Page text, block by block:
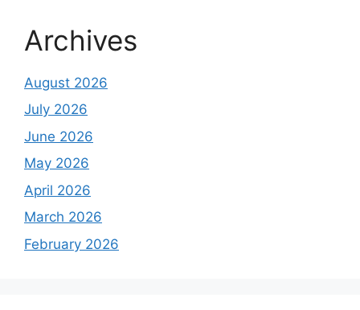
Archives
August 2026
July 2026
June 2026
May 2026
April 2026
March 2026
February 2026